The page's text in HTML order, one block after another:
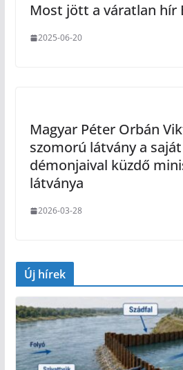
Most jött a váratlan hír
2025-06-20
Magyar Péter Orbán
szomorú látvány a saját
démonjaival küzdő
látványa
2026-03-28
Új hírek